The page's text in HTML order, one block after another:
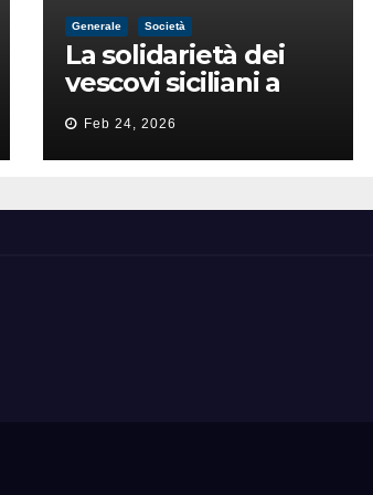
Generale Società
La solidarietà dei
vescovi siciliani a
Lorefice: «Ha difeso
il valore e la dignità
dell’umanità»
Feb 24, 2026